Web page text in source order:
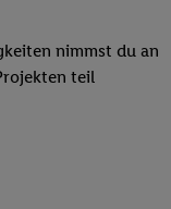
nimmst du an
teil